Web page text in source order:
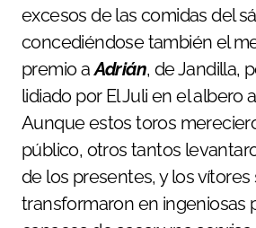
excesos de las comidas del
concediéndose también el
premio aAdrián, de Jandilla,
lidiado por El Juli en el albero
Aunque estos toros
público, otros tantos
de los presentes, y los vítores
transformaron en ingeniosas